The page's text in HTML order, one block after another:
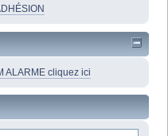
ALARME cliquez ici